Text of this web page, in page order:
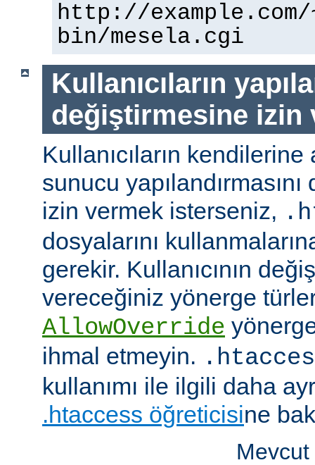
http://
bin/mesela.cgi
Kullanıcıların
değiştirmesine izin
Kullanıcıların
sunucu
izin vermek isterseniz,
dosyalarını
gerekir. Kullanıcının
vereceğiniz yönerge
AllowOverride
ihmal etmeyin.
kullanımı ile ilgili daha
.htaccess öğreticisine